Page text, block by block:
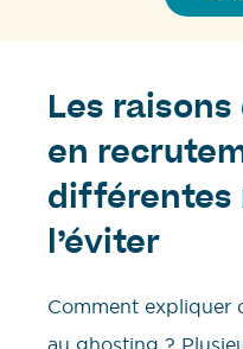
Les
en
différentes
l’éviter
Comment expliquer
au ghosting ?